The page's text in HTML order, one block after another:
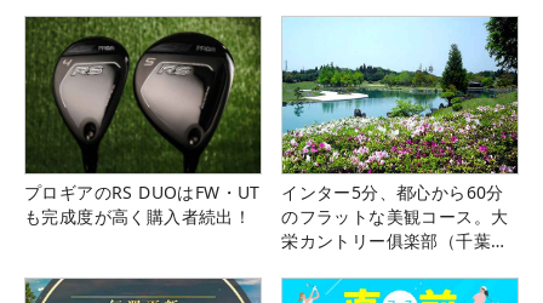
プロギアのRS DUOはFW・UT
も完成度が高く購入者続出！
インター5分、都心から60分
のフラットな美観コース。大
栄カントリー俱楽部（千葉